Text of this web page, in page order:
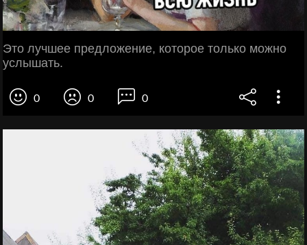
Это лучшее предложение, которое только можно
услышать.
0 0 0